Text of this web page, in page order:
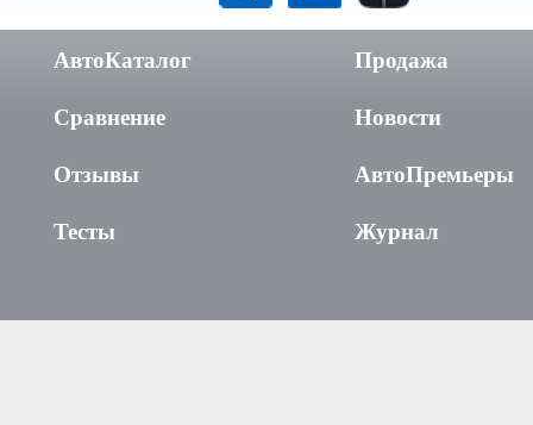
АвтоКаталог
Сравнение
Отзывы
Тесты
Продажа
Новости
АвтоПремьеры
Журнал